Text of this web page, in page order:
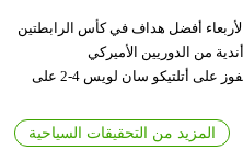
أفضل هداف في كأس الرابطتين
من الدوريين الأميركي
والمكسيكي، بعدما قاد إنتر ميامي إلى الفوز على أتلتيكو سان لويس 4-2 على
المزيد من التحقيقات السياحية